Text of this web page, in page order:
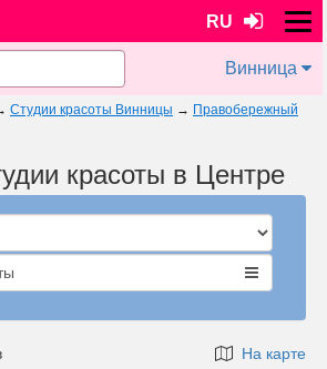
RU
Винница
Студии красоты Винницы → Правобережный
красоты в Центре
На карте